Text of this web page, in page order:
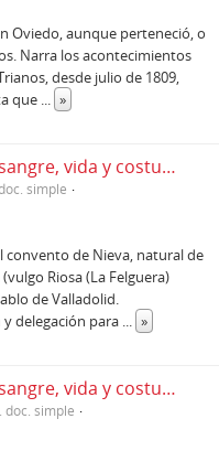
Oviedo, aunque perteneció, o
Narra los acontecimientos
desde julio de 1809,
que ... »
Informaciones de limpieza de sangre, vida y costumbres de Fr. Francisco del Otero (Lotero) (1831)
simple
convento de Nieva, natural de
Riosa (La Felguera)
de Valladolid.
delegación para ... »
Informaciones de limpieza de sangre, vida y costumbres de Fr. José González (1833)
doc. simple